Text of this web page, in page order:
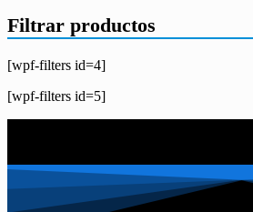
Filtrar productos
[wpf-filters id=4]
[wpf-filters id=5]